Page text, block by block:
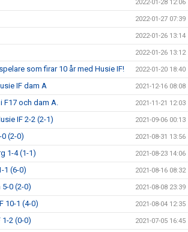
2022-01-28 12:06
2022-01-27 07:39
2022-01-26 13:14
2022-01-26 13:12
som firar 10 år med Husie IF! 2022-01-20 18:40
IF dam A 2021-12-16 08:08
F17 och dam A. 2021-11-21 12:03
IF 2-2 (2-1) 2021-09-06 00:13
0 (2-0) 2021-08-31 13:56
1-4 (1-1) 2021-08-23 14:06
1 (6-0) 2021-08-16 08:32
5-0 (2-0) 2021-08-08 23:39
10-1 (4-0) 2021-08-04 12:35
1-2 (0-0) 2021-07-05 16:45